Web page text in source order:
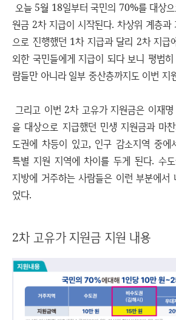
오늘 5월 18일부터 국민의 70%를 대상
원금 2차 지급이 시작된다. 차상위 계층과
으로 진행했던 1차 지급과 달리 2차 지급
외한 국민들에게 지급이 되다 보니 평범
람들만 아니라 일부 중산층까지도 이번 지
그리고 이번 2차 고유가 지원금은 이재
을 대상으로 지급했던 민생 지원금과 마
도권에 차등이 있고, 인구 감소지역 중에
특별 지원 지역에 차이를 두게 된다. 수
지방에 거주하는 사람들은 이런 부분에서
었다.
2차 고유가 지원금 지원 내용